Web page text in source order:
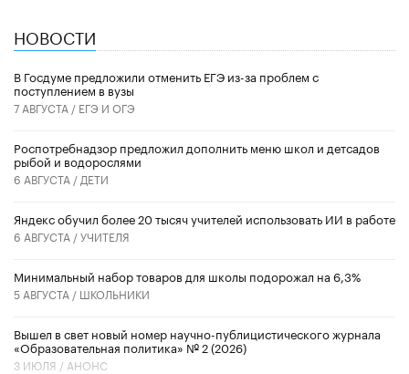
НОВОСТИ
В Госдуме предложили отменить ЕГЭ из-за проблем с
поступлением в вузы
7 АВГУСТА / ЕГЭ И ОГЭ
Роспотребнадзор предложил дополнить меню школ и детсадов
рыбой и водорослями
6 АВГУСТА / ДЕТИ
​Яндекс обучил более 20 тысяч учителей использовать ИИ в работе
6 АВГУСТА /УЧИТЕЛЯ
Минимальный набор товаров для школы подорожал на 6,3%
5 АВГУСТА / ШКОЛЬНИКИ
Вышел в свет новый номер научно-публицистического журнала
«Образовательная политика» № 2 (2026)
3 ИЮЛЯ / АНОНС